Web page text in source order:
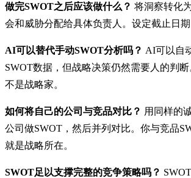
做完SWOT之后应该做什么？ 将洞察转化
会和威胁分配给具体负责人。设定截止日期
AI可以替代手动SWOT分析吗？ AI可以自
SWOT数据，但战略决策仍然需要人的判断
不是战略家。
如何将自己的公司与竞品对比？ 用同样的
公司做SWOT，然后并列对比。你与竞品
就是战略所在。
SWOT足以支撑完整的竞争策略吗？